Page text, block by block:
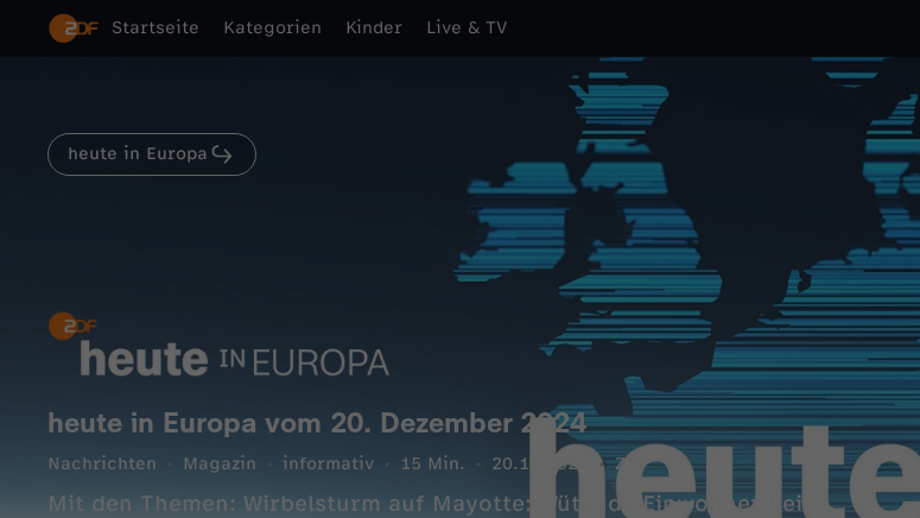
Startseite Kategorien Kinder Live & TV
heute in Europa
heute in Europa vom 20. Dezember 2024
Nachrichten Magazin informativ 15 Min. 20.12.2024 ZDF
Mit den Themen: Wirbelsturm auf Mayotte: Wütende Einwohner bei